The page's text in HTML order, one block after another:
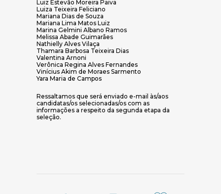
Luiz Estevão Moreira Paiva
Luiza Teixeira Feliciano
Mariana Dias de Souza
Mariana Lima Matos Luiz
Marina Gelmini Albano Ramos
Melissa Abade Guimarães
Nathielly Alves Vilaça
Thamara Barbosa Teixeira Dias
Valentina Arnoni
Verônica Regina Alves Fernandes
Vinícius Akim de Moraes Sarmento
Yara Maria de Campos
Ressaltamos que será enviado e-mail às/aos
candidatas/os selecionadas/os com as
informações a respeito da segunda etapa da
seleção.